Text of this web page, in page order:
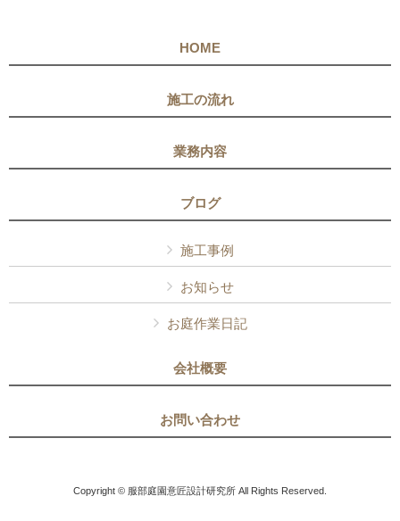
HOME
施工の流れ
業務内容
ブログ
施工事例
お知らせ
お庭作業日記
会社概要
お問い合わせ
Copyright © 服部庭園意匠設計研究所 All Rights Reserved.